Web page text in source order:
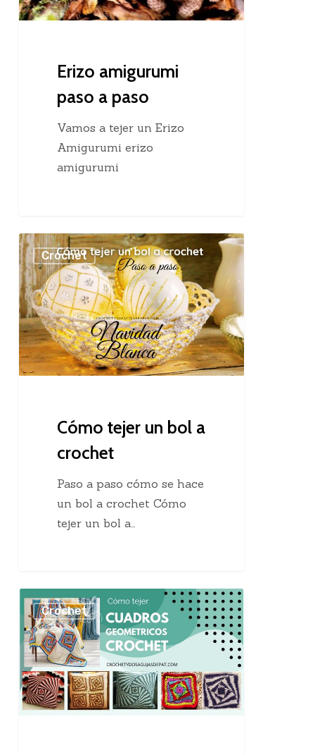
Erizo amigurumi
paso a paso
Vamos a tejer un Erizo
Amigurumi erizo
amigurumi
Cómo
tejer
un
bol
a
crochet
Crochet
Cómo tejer un bol a
crochet
Paso a paso cómo se hace
un bol a crochet Cómo
tejer un bol a…
Cómo
tejer
el
cuadro
geométrico
y
la
Crochet